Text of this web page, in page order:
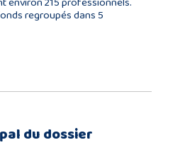
regroupés dans 5
du dossier